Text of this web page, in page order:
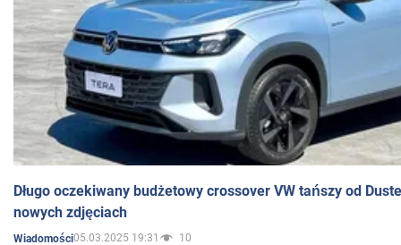
Długo oczekiwany budżetowy crossover VW tańszy od
nowych zdjęciach
Wiadomości05.03.2025 19:31 10